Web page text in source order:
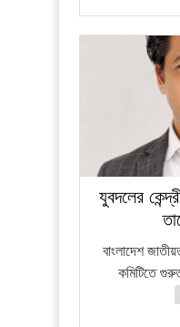
যুবদলের
বাংলাদেশ
কমিটিতে